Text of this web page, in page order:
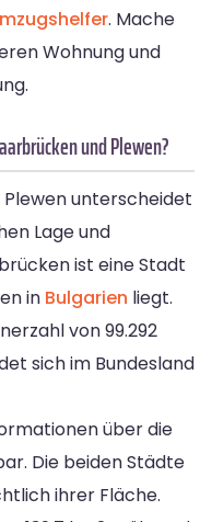
. Mache
Wohnung und
und Plewen?
Plewen unterscheidet
Lage und
ist eine Stadt
in Bulgarien liegt.
von 99.292
sich im Bundesland
über die
Die beiden Städte
ihrer Fläche.